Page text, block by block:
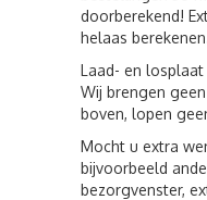
doorberekend!
helaas
Laad- en
Wij brengen
boven, lopen
Mocht u extra
bijvoorbeeld
bezorgvenster,